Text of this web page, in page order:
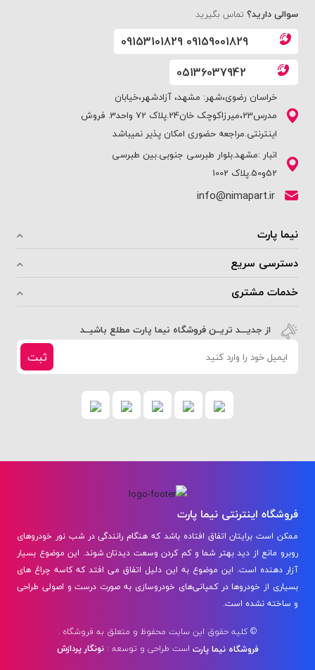
سوالی دارید؟ تماس بگیرید
09153101829 09159001829
05136037942
خراسان رضوی،شهر: مشهد، آزادشهر،خیابان
مدرس23،میرزاکوچک خان24.پلاک 72 واحد3. فروش
اینترنتی.مراجعه حضوری امکان پذیر نمیباشد
انبار :مشهد.بلوار طبرسی جنوبی.بین طبرسی
52و50.پلاک 1002
info@nimapart.ir
نیما پارت
دسترسی سریع
خدمات مشتری
از جدیـــد تریــن فروشگاه نیما پارت مطلع باشیــد
ثبت
فروشگاه اینترنتی نیما پارت
ممکن است برایتان اتفاق افتاده باشد که هنگام رانندگی در شب نور خودروهای
روبرو مانع از دید بهتر شما و کم کردن وسعت دیدتان شوند. این موضوع بسیار
آزار دهنده است. این موضوع به این دلیل اتفاق می افتد که کاسه چراغ‌ های
بسیاری از خودروها در کمپانی‌های خودروسازی به صورت درست و اصولی طراحی
و ساخته نشده است.
© کلیه حقوق این سایت محفوظ و متعلق به فروشگاه .
فروشگاه نیما پارت است طراحی و توسعه :نونگار پردازش